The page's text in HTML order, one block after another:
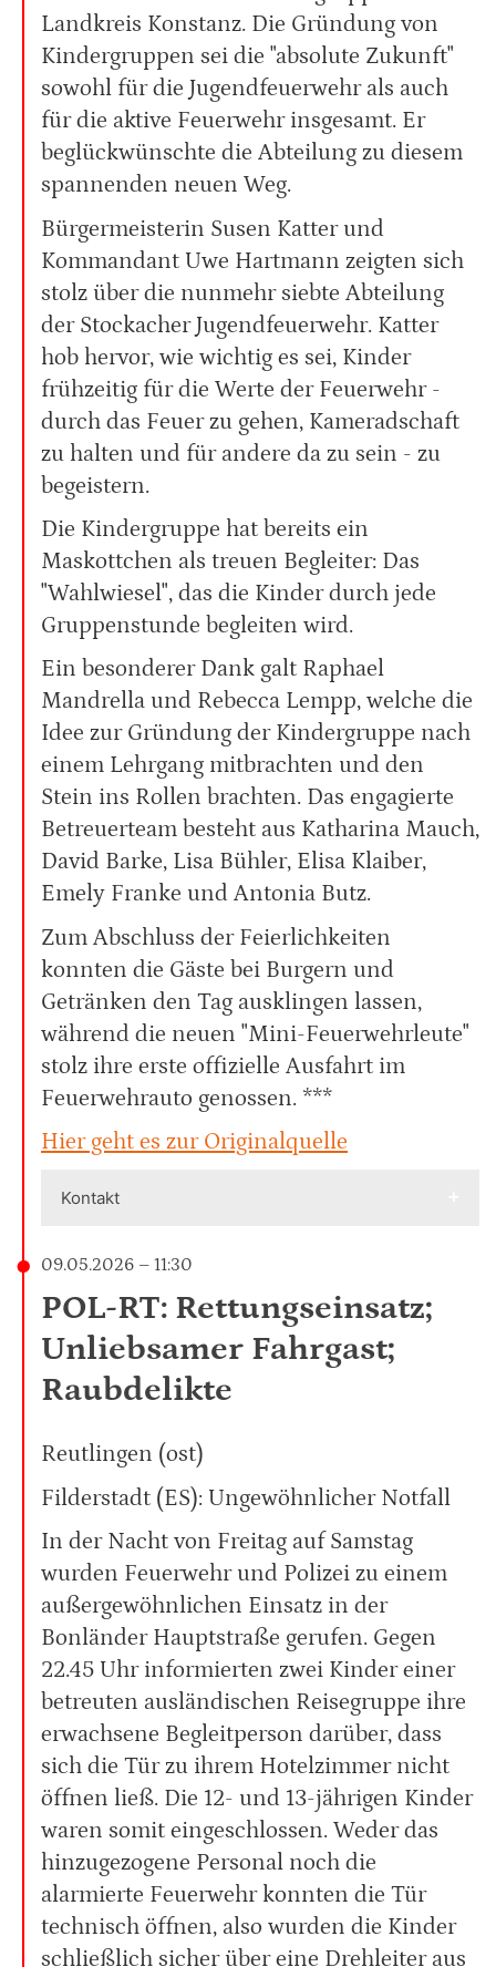
Landkreis Konstanz. Die Gründung von
Kindergruppen sei die "absolute Zukunft"
sowohl für die Jugendfeuerwehr als auch
für die aktive Feuerwehr insgesamt. Er
beglückwünschte die Abteilung zu diesem
spannenden neuen Weg.
Bürgermeisterin Susen Katter und
Kommandant Uwe Hartmann zeigten sich
stolz über die nunmehr siebte Abteilung
der Stockacher Jugendfeuerwehr. Katter
hob hervor, wie wichtig es sei, Kinder
frühzeitig für die Werte der Feuerwehr -
durch das Feuer zu gehen, Kameradschaft
zu halten und für andere da zu sein - zu
begeistern.
Die Kindergruppe hat bereits ein
Maskottchen als treuen Begleiter: Das
"Wahlwiesel", das die Kinder durch jede
Gruppenstunde begleiten wird.
Ein besonderer Dank galt Raphael
Mandrella und Rebecca Lempp, welche die
Idee zur Gründung der Kindergruppe nach
einem Lehrgang mitbrachten und den
Stein ins Rollen brachten. Das engagierte
Betreuerteam besteht aus Katharina Mauch,
David Barke, Lisa Bühler, Elisa Klaiber,
Emely Franke und Antonia Butz.
Zum Abschluss der Feierlichkeiten
konnten die Gäste bei Burgern und
Getränken den Tag ausklingen lassen,
während die neuen "Mini-Feuerwehrleute"
stolz ihre erste offizielle Ausfahrt im
Feuerwehrauto genossen. ***
Hier geht es zur Originalquelle
Kontakt
09.05.2026 – 11:30
POL-RT: Rettungseinsatz;
Unliebsamer Fahrgast;
Raubdelikte
Reutlingen (ost)
Filderstadt (ES): Ungewöhnlicher Notfall
In der Nacht von Freitag auf Samstag
wurden Feuerwehr und Polizei zu einem
außergewöhnlichen Einsatz in der
Bonländer Hauptstraße gerufen. Gegen
22.45 Uhr informierten zwei Kinder einer
betreuten ausländischen Reisegruppe ihre
erwachsene Begleitperson darüber, dass
sich die Tür zu ihrem Hotelzimmer nicht
öffnen ließ. Die 12- und 13-jährigen Kinder
waren somit eingeschlossen. Weder das
hinzugezogene Personal noch die
alarmierte Feuerwehr konnten die Tür
technisch öffnen, also wurden die Kinder
schließlich sicher über eine Drehleiter aus